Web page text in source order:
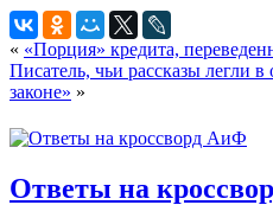
« «Порция» кредита,
Писатель, чьи рассказы легли
законе» »
Ответы на